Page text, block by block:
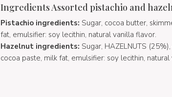
Ingredients Assorted pistachio and
Pistachio ingredients: Sugar, cocoa butter,
fat, emulsifier: soy lecithin, natural vanilla flavor.
Hazelnut ingredients: Sugar, HAZELNUTS
cocoa paste, milk fat, emulsifier: soy lecithin,